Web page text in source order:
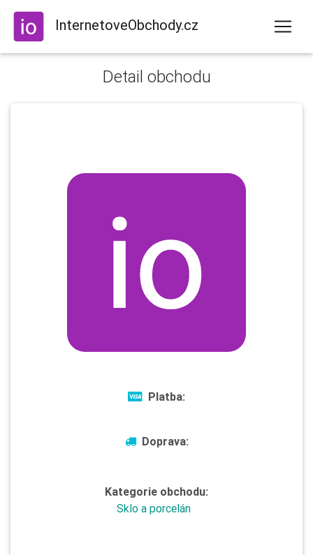
InternetoveObchody.cz
Detail obchodu
Platba:
Doprava:
Kategorie obchodu:
Sklo a porcelán